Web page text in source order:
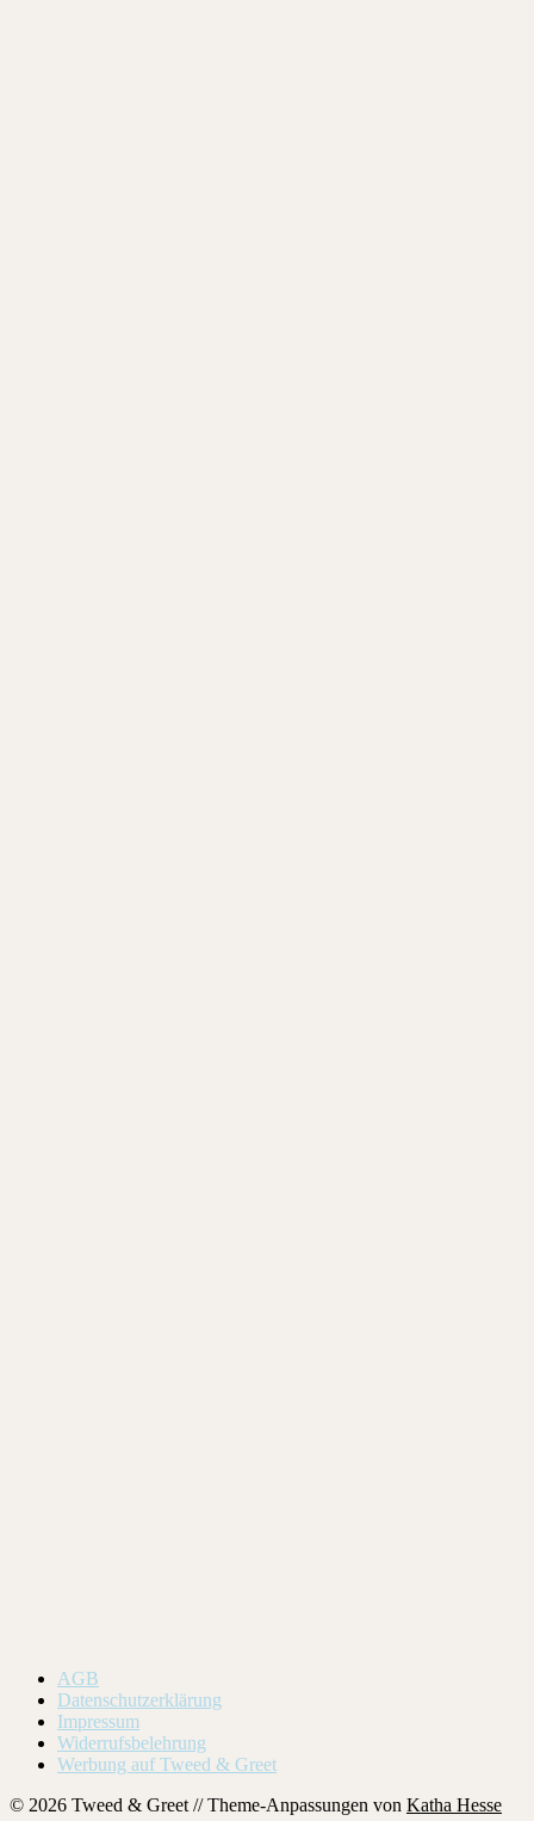
AGB
Datenschutzerklärung
Impressum
Widerrufsbelehrung
Werbung auf Tweed & Greet
© 2026 Tweed & Greet // Theme-Anpassungen von Katha Hesse